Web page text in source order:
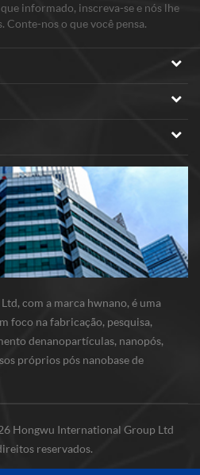
informado, inscreva-se e nós lhe
Conte-nos o que você pensa.
com a marca hwnano, é uma
foco na fabricação, pesquisa,
denanopartículas, nanopós,
próprios pós nanobase de
Hongwu International Group Ltd
reservados.